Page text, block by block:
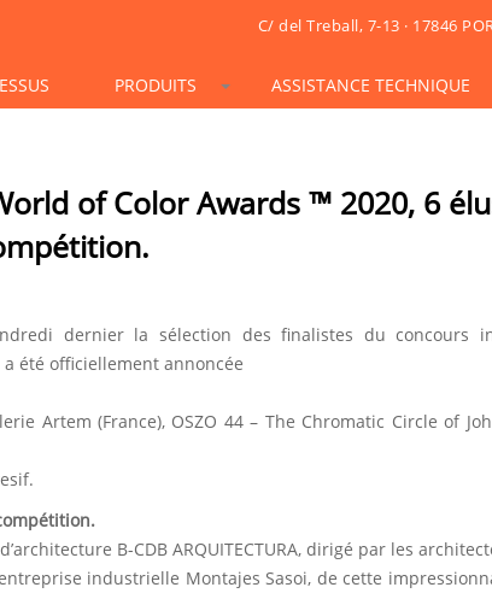
C/ del Treball, 7-13 · 17846
PRODUITS ASSISTANCE TECHNIQUE
of Color Awards ™ 2020, 6
dernier la sélection des finalistes du concours
été officiellement annoncée
Artem (France), OSZO 44 – The Chromatic Circle of
B-CDB ARQUITECTURA, dirigé par les
industrielle Montajes Sasoi, de cette